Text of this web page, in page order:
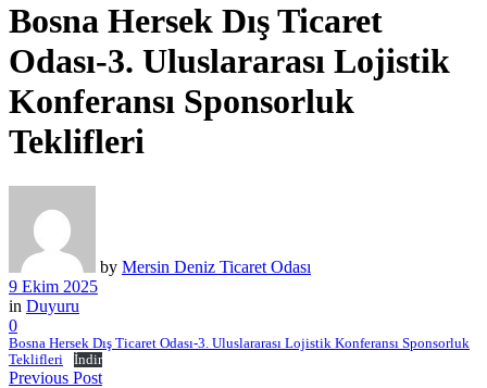
Bosna Hersek Dış Ticaret
Odası-3. Uluslararası Lojistik
Konferansı Sponsorluk
Teklifleri
by Mersin Deniz Ticaret Odası
9 Ekim 2025
in Duyuru
0
Bosna Hersek Dış Ticaret Odası-3. Uluslararası Lojistik Konferansı Sponsorluk
Teklifleri
İndir
Previous Post